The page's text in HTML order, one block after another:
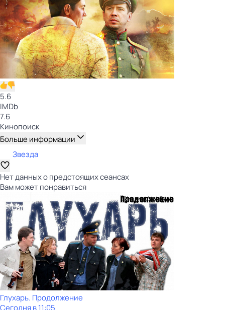
5.6
IMDb
7.6
Кинопоиск
Больше информации
Звезда
Нет данных о предстоящих сеансах
Вам может понравиться
Глухарь. Продолжение
Сегодня в 11:05